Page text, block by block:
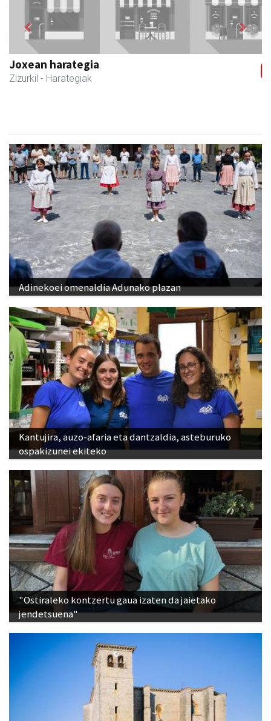
Zubeldia arrain eta mariskoa
Zizurkil - Arrandegiak
Previous Next
Adinekoei omenaldia Adunako plazan
Kantujira, auzo-afaria eta dantzaldia, asteburuko
ospakizunei ekiteko
"Ostiraleko kontzertu gaua izaten da jaietako
jendetsuena"